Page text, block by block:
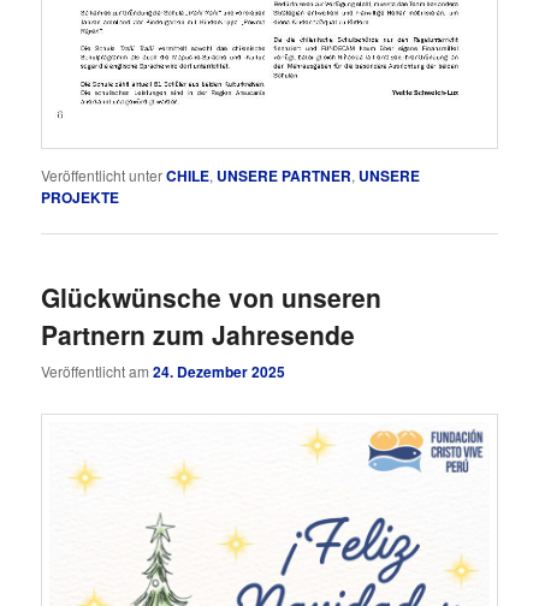
Veröffentlicht unterCHILE, UNSERE PARTNER, UNSERE
PROJEKTE
Glückwünsche von unseren
Partnern zum Jahresende
Veröffentlicht am24. Dezember 2025